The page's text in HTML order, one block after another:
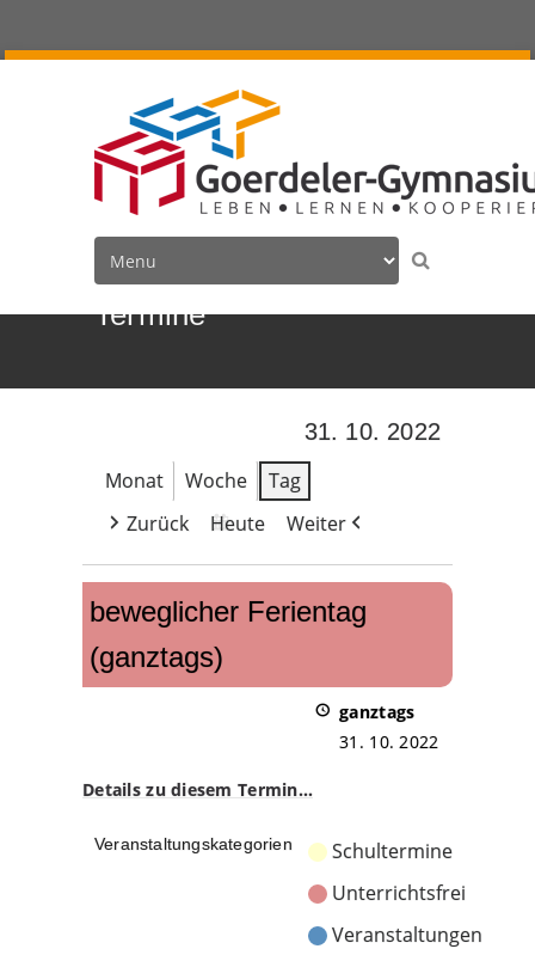
Termine
31. 10. 2022
Monat
Woche
Tag
Zurück
Heute Weiter
beweglicher
Ferientag
(ganztags)
beweglicher Ferientag
(ganztags)
ganztags
31. 10. 2022
Details zu diesem Termin…
Veranstaltungskategorien
Schultermine
Unterrichtsfrei
Veranstaltungen